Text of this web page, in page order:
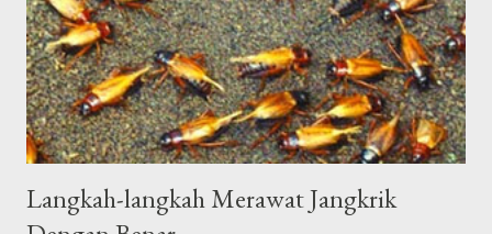
karena itu, biar jangkrik terus sehat serta memiliki kualitas tinggi,
ikuti Tips memanen jangkrik yang baik serta benar di bawah ini.
Langkah Memanen Jangkrik yg Benar Supaya Tak Rugi Langkah
memanen jangkrik yg baik serta benar 1. Saat...
Langkah-langkah Merawat Jangkrik